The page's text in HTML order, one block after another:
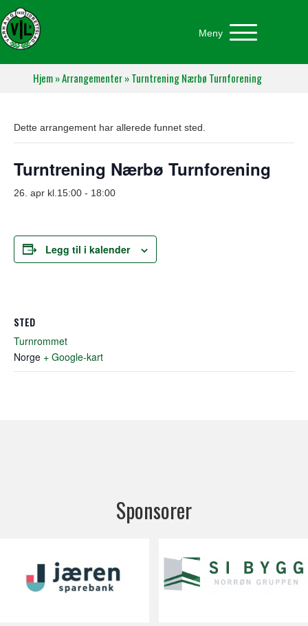
Meny
Hjem»Arrangementer»Turntrening Nærbø Turnforening
Dette arrangement har allerede funnet sted.
Turntrening Nærbø Turnforening
26. apr kl.15:00 - 18:00
Legg til i kalender
STED
Turnrommet
Norge + Google-kart
Sponsorer